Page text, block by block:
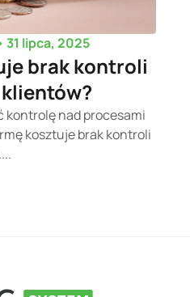
31 lipca, 2025
brak kontroli
kontrolę nad procesami
kosztuje brak kontroli